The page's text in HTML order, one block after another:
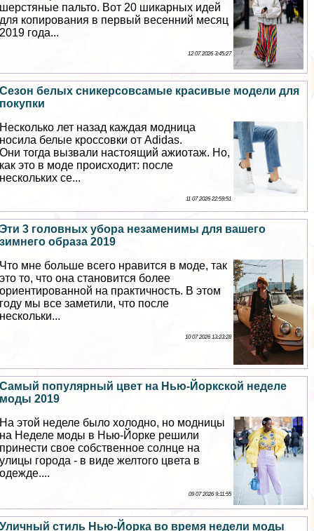
шерстяные пальто. Вот 20 шикарных идей
для копирования в первый весенний месяц
2019 года...
12 07 2026 3:45:27
Сезон белых сникерсовсамые красивые модели для
покупки
Несколько лет назад каждая модница
носила белые кроссовки от Adidas.
Они тогда вызвали настоящий ажиотаж. Но,
как это в моде происходит: после
нескольких се...
11 07 2026 22:59:51
Эти 3 головных убора незаменимы для вашего
зимнего образа 2019
Что мне больше всего нравится в моде, так
это то, что она становится более
ориентированной на пpaктичность. В этом
году мы все заметили, что после
нескольки...
10 07 2026 13:23:28
Самый популярный цвет на Нью-Йоркской неделе
моды 2019
На этой неделе было холодно, но модницы
на Неделе моды в Нью-Йорке решили
принести свое собственное солнце на
улицы города - в виде желтого цвета в
одежде....
09 07 2026 9:11:55
Уличный стиль Нью-Йорка во время недели моды